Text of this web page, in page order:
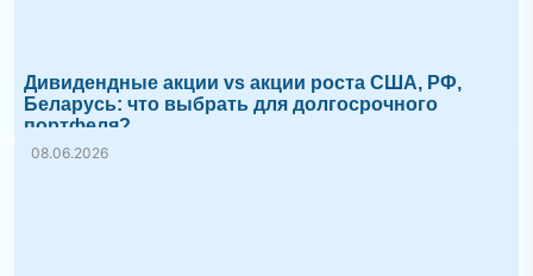
Дивидендные акции vs акции роста США, РФ,
Беларусь: что выбрать для долгосрочного
портфеля?
08.06.2026